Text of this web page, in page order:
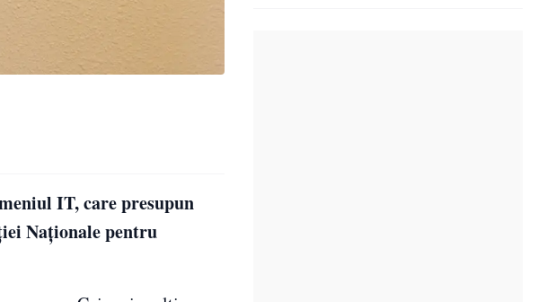
IT, care presupun
Naţionale pentru